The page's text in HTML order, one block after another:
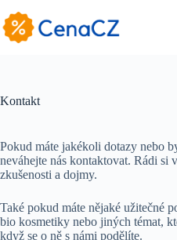
to
content
Kontakt
Pokud máte jakékoli dotazy nebo
neváhejte nás kontaktovat. Rádi si
zkušenosti a dojmy.
Také pokud máte nějaké užitečné
bio kosmetiky nebo jiných témat,
když se o ně s námi podělíte.